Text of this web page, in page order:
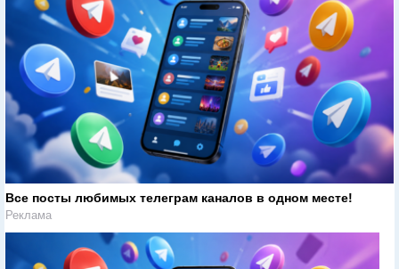
Все посты любимых телеграм каналов в одном месте!
Реклама